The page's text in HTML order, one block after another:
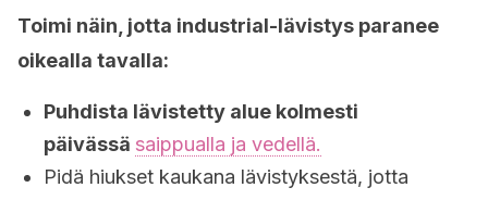
Toimi näin, jotta industrial-lävistys paranee
oikealla tavalla:
Puhdista lävistetty alue kolmesti
päivässä saippualla ja vedellä.
Pidä hiukset kaukana lävistyksestä, jotta